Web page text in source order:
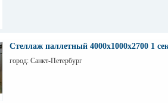
Стеллаж паллетный 4000х1000х2700 1
город: Санкт-Петербург